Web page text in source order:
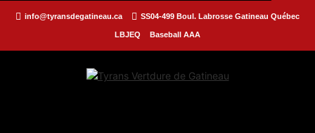
info@tyransdegatineau.ca SS04-499 Boul. Labrosse Gatineau Québec
LBJEQ Baseball AAA